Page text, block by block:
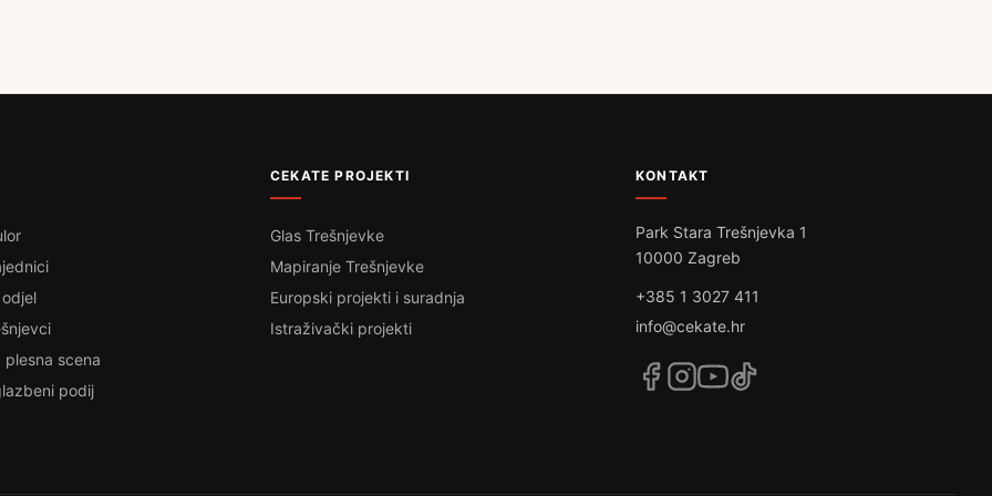
scena
podij
CEKATE PROJEKTI
Glas Trešnjevke
Mapiranje Trešnjevke
Europski projekti i suradnja
Istraživački projekti
KONTAKT
Park Stara Trešnjevka 1
10000 Zagreb
+385 1 3027 411
info@cekate.hr